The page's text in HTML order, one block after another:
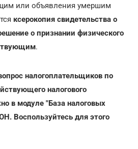
или объявления умершим
ксерокопия свидетельства о
о признании физического
.
налогоплательщиков по
налогового
в модуле "База налоговых
Воспользуйтесь для этого